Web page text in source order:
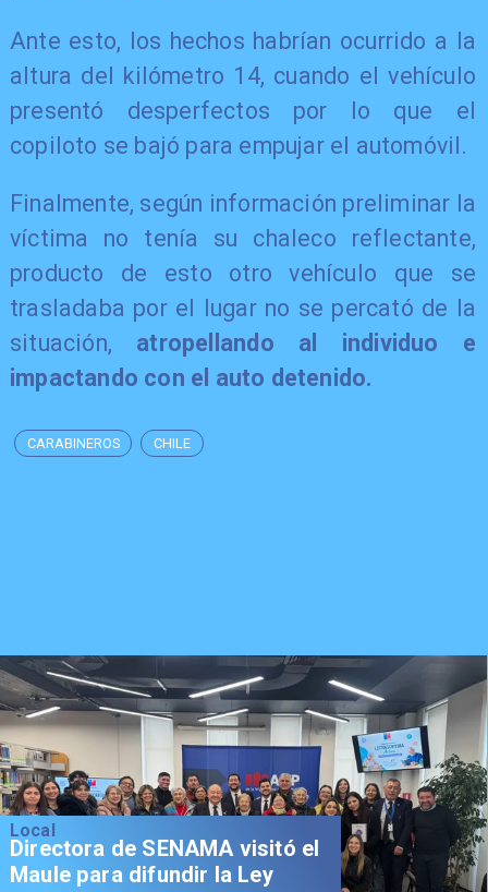
Ante esto, los hechos habrían ocurrido a la
altura del kilómetro 14, cuando el vehículo
presentó desperfectos por lo que el
copiloto se bajó para empujar el automóvil.
Finalmente, según información preliminar la
víctima no tenía su chaleco reflectante,
producto de esto otro vehículo que se
trasladaba por el lugar no se percató de la
situación, atropellando al individuo e
impactando con el auto detenido.
CARABINEROS CHILE
Local
Directora de SENAMA visitó el
Maule para difundir la Ley